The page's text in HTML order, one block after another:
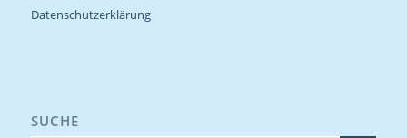
Datenschutzerklärung
SUCHE